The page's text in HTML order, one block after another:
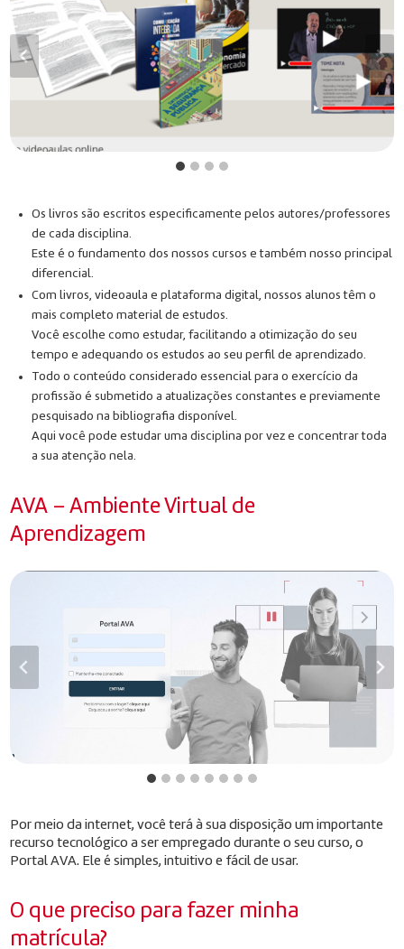
Os livros são escritos especificamente pelos autores/professores
de cada disciplina.
Este é o fundamento dos nossos cursos e também nosso principal
diferencial.
Com livros, videoaula e plataforma digital, nossos alunos têm o
mais completo material de estudos.
Você escolhe como estudar, facilitando a otimização do seu
tempo e adequando os estudos ao seu perfil de aprendizado.
Todo o conteúdo considerado essencial para o exercício da
profissão é submetido a atualizações constantes e previamente
pesquisado na bibliografia disponível.
Aqui você pode estudar uma disciplina por vez e concentrar toda
a sua atenção nela.
AVA – Ambiente Virtual de
Aprendizagem
Por meio da internet, você terá à sua disposição um importante
recurso tecnológico a ser empregado durante o seu curso, o
Portal AVA. Ele é simples, intuitivo e fácil de usar.
O que preciso para fazer minha
matrícula?